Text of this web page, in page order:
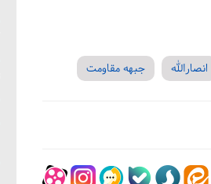
انصارالله جبهه مقاومت